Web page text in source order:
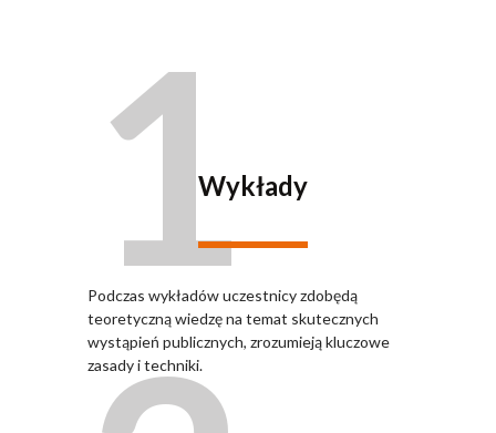
1Wykłady
Podczas wykładów uczestnicy zdobędą
teoretyczną wiedzę na temat skutecznych
wystąpień publicznych, zrozumieją kluczowe
zasady i techniki.